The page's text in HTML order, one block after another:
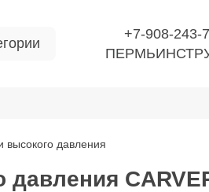
+7-908-243-
высокого давления